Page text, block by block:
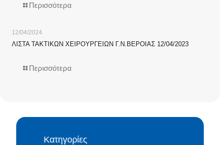
Περισσότερα
12/04/2024
ΛΙΣΤΑ ΤΑΚΤΙΚΩΝ ΧΕΙΡΟΥΡΓΕΙΩΝ Γ.Ν.ΒΕΡΟΙΑΣ 12/04/2023
Περισσότερα
Κατηγορίες